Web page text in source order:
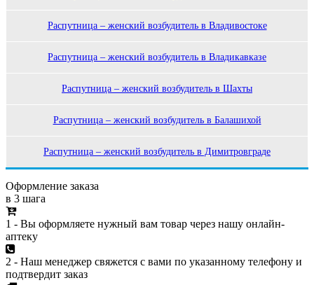
Распутница – женский возбудитель в Владивостоке
Распутница – женский возбудитель в Владикавказе
Распутница – женский возбудитель в Шахты
Распутница – женский возбудитель в Балашихой
Распутница – женский возбудитель в Димитровграде
Оформление заказа
в 3 шага
1 - Вы оформляете нужный вам товар через нашу онлайн-
аптеку
2 - Наш менеджер свяжется с вами по указанному телефону и
подтвердит заказ